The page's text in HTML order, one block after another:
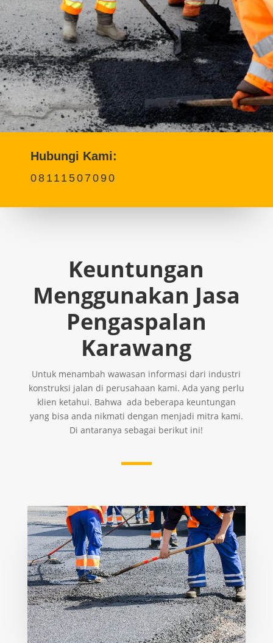
Hubungi Kami:
08111507090
Keuntungan
Menggunakan Jasa
Pengaspalan
Karawang
Untuk menambah wawasan informasi dari industri
konstruksi jalan di perusahaan kami. Ada yang perlu
klien ketahui. Bahwa ada beberapa keuntungan
yang bisa anda nikmati dengan menjadi mitra kami.
Di antaranya sebagai berikut ini!